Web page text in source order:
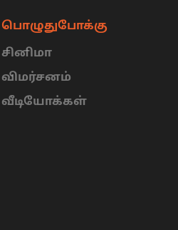
பொழுதுபோக்கு
சினிமா
விமர்சனம்
வீடியோக்கள்